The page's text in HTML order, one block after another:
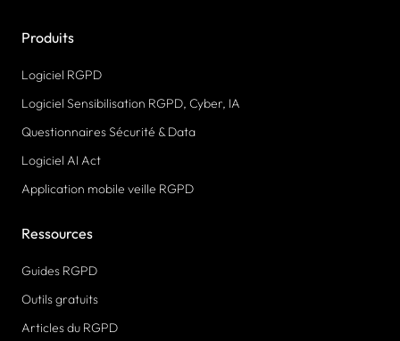
Produits
Logiciel RGPD
Logiciel Sensibilisation RGPD, Cyber, IA
Questionnaires Sécurité & Data
Logiciel AI Act
Application mobile veille RGPD
Ressources
Guides RGPD
Outils gratuits
Articles du RGPD